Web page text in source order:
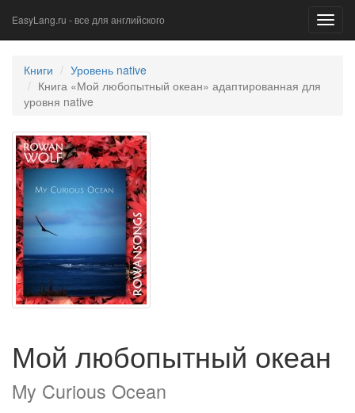
EasyLang.ru - все для английского
Книги
Уровень native
Книга «Мой любопытный океан» адаптированная для
уровня native
Мой любопытный океан
My Curious Ocean